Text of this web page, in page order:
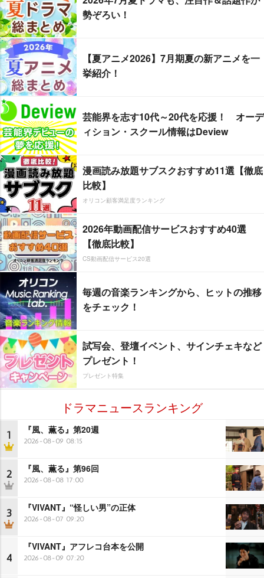
勢ぞろい！
【夏アニメ2026】7月期夏の新アニメを一
挙紹介！
芸能界を志す10代～20代を応援！ オーデ
ィション・スクール情報はDeview
漫画読み放題サブスクおすすめ11選【徹底
比較】
オリコン顧客満足度ランキング
2026年動画配信サービスおすすめ40選
【徹底比較】
CS動画配信サービス20選
毎週の音楽ランキングから、ヒットの推移
をチェック！
試写会、登壇イベント、サインチェキなど
プレゼント！
プレゼント特集
ドラマニュースランキング
1 『風、薫る』第20週
2026-08-09 08:15
2 『風、薫る』第96回
2026-08-08 17:00
3 『VIVANT』“怪しい男”の正体
2026-08-07 09:20
4
『VIVANT』アフレコ台本を公開
2026-08-09 07:20